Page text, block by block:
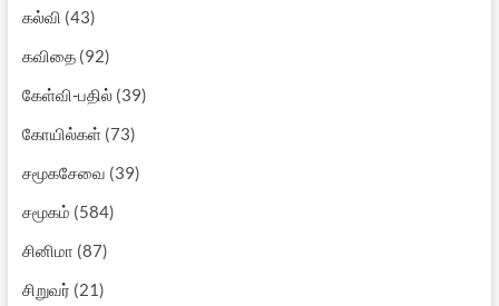
கல்வி (43)
கவிதை(92)
கேள்வி-பதில்(39)
கோயில்கள்(73)
சமூகசேவை (39)
சமூகம் (584)
சினிமா (87)
சிறுவர் (21)